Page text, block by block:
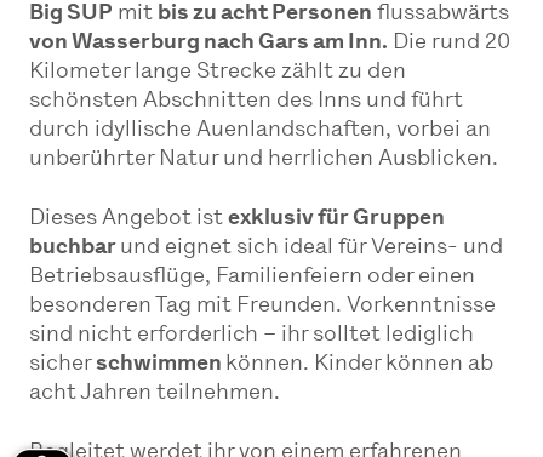
Big SUP mit bis zu acht Personen flussabwärts
von Wasserburg nach Gars am Inn. Die rund 20
Kilometer lange Strecke zählt zu den
schönsten Abschnitten des Inns und führt
durch idyllische Auenlandschaften, vorbei an
unberührter Natur und herrlichen Ausblicken.
Dieses Angebot istexklusiv für Gruppen
buchbar und eignet sich ideal für Vereins- und
Betriebsausflüge, Familienfeiern oder einen
besonderen Tag mit Freunden. Vorkenntnisse
sind nicht erforderlich – ihr solltet lediglich
sicher schwimmen können. Kinder können ab
acht Jahren teilnehmen.